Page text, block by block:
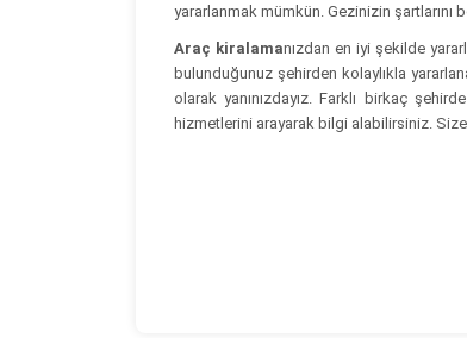
yararlanmak mümkün. Gezinizin şartlarını
Araç kiralamanızdan en iyi şekilde
bulunduğunuz şehirden kolaylıkla
olarak yanınızdayız. Farklı birkaç
hizmetlerini arayarak bilgi alabilirsiniz.